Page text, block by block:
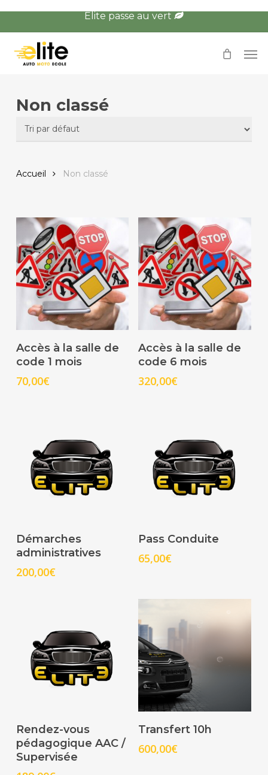
content
Élite passe au vert
Non classé
Accueil Non classé
Select Options
Accès à la salle de
code 1 mois
70,00€
Select Options
Accès à la salle de
code 6 mois
320,00€
Select Options
Démarches
administratives
200,00€
Select Options
Pass Conduite
65,00€
Rendez-vous
pédagogique AAC /
Supervisée
Select Options
Transfert 10h
600,00€